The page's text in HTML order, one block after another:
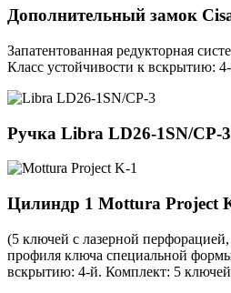
Дополнительный замок
Запатентованная редукторная
Класс устойчивости к вскрытию:
Ручка Libra LD26-1SN/CP-3
Цилиндр 1 Mottura Project
(5 ключей с лазерной
профиля ключа специальной
вскрытию: 4-й. Комплект: 5